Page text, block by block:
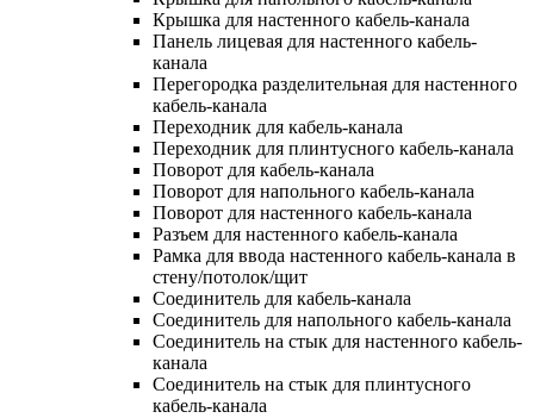
Крышка для настенного кабель-канала
Панель лицевая для настенного кабель-
канала
Перегородка разделительная для настенного
кабель-канала
Переходник для кабель-канала
Переходник для плинтусного кабель-канала
Поворот для кабель-канала
Поворот для напольного кабель-канала
Поворот для настенного кабель-канала
Разъем для настенного кабель-канала
Рамка для ввода настенного кабель-канала в
стену/потолок/щит
Соединитель для кабель-канала
Соединитель для напольного кабель-канала
Соединитель на стык для настенного кабель-
канала
Соединитель на стык для плинтусного
кабель-канала